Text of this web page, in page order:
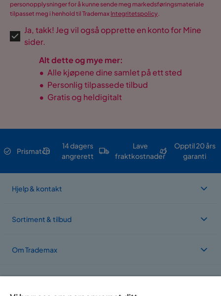
personopplysninger for å kunne sende meg markedsføringsmateriale
tilpasset meg i henhold til Trademax Integritetspolicy.
Ja, takk! Jeg vil også opprette en konto for Mine
sider.
Alt dette og mye mer:
• Alle kjøpene dine samlet på ett sted
• Personlig tilpassede tilbud
• Gratis og heldigitalt
Prismatch
14 dagers
angrerett
Lave
fraktkostnader
Opptil 20 års
garanti
Hjelp & kontakt
Sortiment & tilbud
Om Trademax